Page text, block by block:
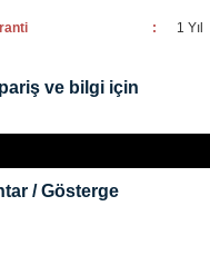
: 1 Yıl
ve bilgi için
/ Gösterge